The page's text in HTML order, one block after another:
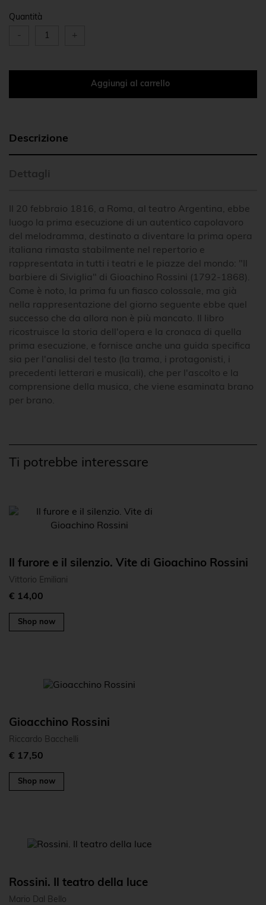
Quantità
- +
Aggiungi al carrello
Descrizione
Dettagli
Il 20 febbraio 1816, a Roma, al teatro Argentina, ebbe
luogo la prima esecuzione di un autentico capolavoro
del melodramma, destinato a diventare la prima opera
italiana rimasta stabilmente nel repertorio e
rappresentata in tutti i teatri e le piazze del mondo: "Il
barbiere di Siviglia" di Gioachino Rossini (1792-1868).
Come è noto, la prima fu un fiasco colossale, ma già
nella rappresentazione del giorno seguente ebbe quel
successo che da allora non è più mancato. Il libro
ricostruisce la storia dell'opera e la cronaca di quella
prima esecuzione, e fornisce anche una guida specifica
sia per l'analisi del testo (la trama, i protagonisti, i
precedenti letterari e musicali), che per l'ascolto e la
comprensione della musica, che viene esaminata brano
per brano.
Ti potrebbe interessare
Il furore e il silenzio. Vite di Gioachino Rossini
Vittorio Emiliani
€ 14,00
Shop now
Gioacchino Rossini
Riccardo Bacchelli
€ 17,50
Shop now
Rossini. Il teatro della luce
Mario Dal Bello